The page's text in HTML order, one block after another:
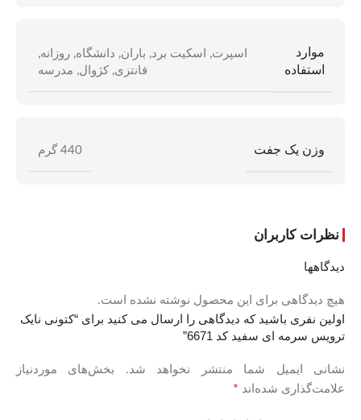
موارد
استفاده
اسپرت, اسکیت برد , باران, دانشگاه, روزانه,
فانتزی, کژوال, مدرسه
وزن یک جفت 440 گرم
نظرات کاربران
دیدگاهها
هیچ دیدگاهی برای این محصول نوشته نشده است.
اولین نفری باشید که دیدگاهی را ارسال می کنید برای “کتونی نایک
ترویس سرمه ای سفید کد 6671”
نشانی ایمیل شما منتشر نخواهد شد.
بخش‌های موردنیاز
علامت‌گذاری شده‌اند *